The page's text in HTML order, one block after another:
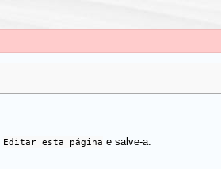
Editar esta página e salve-a.